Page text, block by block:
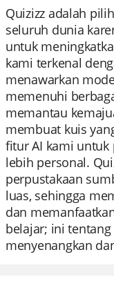
Quizizz adalah
seluruh dunia
untuk
kami terkenal
menawarkan
memenuhi
memantau
membuat kuis
fitur AI kami untuk
lebih personal.
perpustakaan
luas, sehingga
dan
belajar; ini
menyenangkan